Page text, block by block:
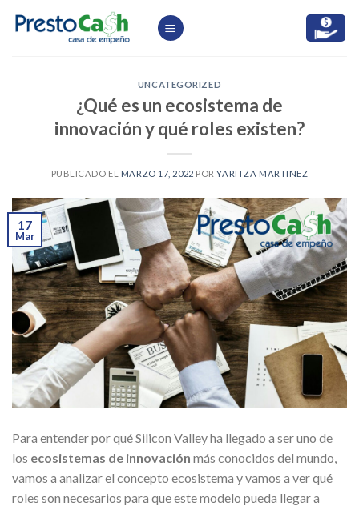
UNCATEGORIZED
¿Qué es un ecosistema de
innovación y qué roles existen?
PUBLICADO EL MARZO 17, 2022 PORYARITZA MARTINEZ
17
Mar
Para entender por qué Silicon Valley ha llegado a ser uno de
los ecosistemas de innovación más conocidos del mundo,
vamos a analizar el concepto ecosistema y vamos a ver qué
roles son necesarios para que este modelo pueda llegar a